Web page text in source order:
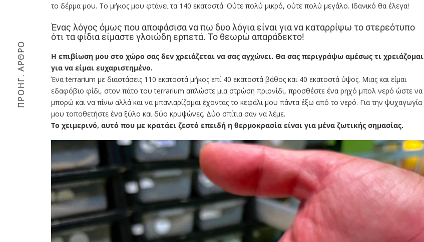
το δέρμα μου. Το μήκος μου φτάνει τα 140 εκατοστά. Ούτε πολύ μικρό, ούτε πολύ μεγάλο. Ιδανικό θα έλεγα!
Ένας λόγος όμως που αποφάσισα να πω δυο λόγια είναι για να καταρρίψω το στερεότυπο
ότι τα φίδια είμαστε γλοιώδη ερπετά. Το θεωρώ απαράδεκτο!
Η επιβίωση μου στο χώρο σας δεν χρειάζεται να σας αγχώνει. Θα σας περιγράψω αμέσως τι χρειάζομαι
για να είμαι ευχαριστημένο.
Ένα terrarium με διαστάσεις 110 εκατοστά μήκος επί 40 εκατοστά βάθος και 40 εκατοστά ύψος. Μιας και είμαι
εδαφόβιο φίδι, στον πάτο του terrarium απλώστε μια στρώση πριονίδι, προσθέστε ένα ρηχό μπολ νερό ώστε να
μπορώ και να πίνω αλλά και να μπανιαρίζομαι έχοντας το κεφάλι μου πάντα έξω από το νερό. Για την ψυχαγωγία
μου τοποθετήστε ένα ξύλο και δύο κρυψώνες. Δύο σπίτια σαν να λέμε.
Το χειμερινό, αυτό που με κρατάει ζεστό επειδή η θερμοκρασία είναι για μένα ζωτικής σημασίας.
ΠΡΟΗΓ. ΆΡΘΡΟ